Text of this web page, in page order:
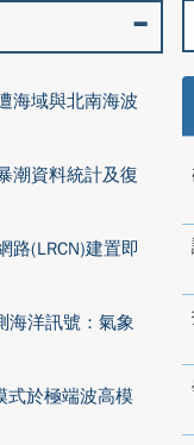
海域與北南海波
潮資料統計及復
路(LRCN)建置即
海洋訊號：氣象
式於極端波高模